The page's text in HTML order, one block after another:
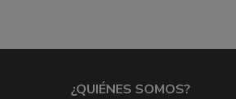
¿QUIÉNES SOMOS?